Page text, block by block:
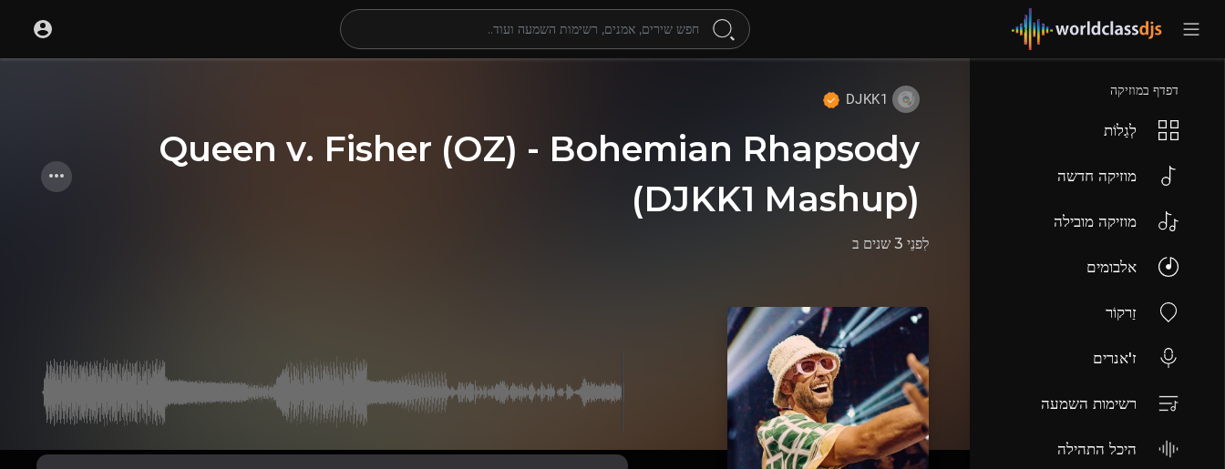
דפדף במוזיקה
לְגַלוֹת
מוזיקה חדשה
מוזיקה מובילה
אלבומים
זַרקוֹר
ז'אנרים
רשימות השמעה
היכל התהילה
DJKK1
Queen v. Fisher (OZ) - Bohemian Rhapsody
(DJKK1 Mashup)
לִפנֵי 3 שנים ב